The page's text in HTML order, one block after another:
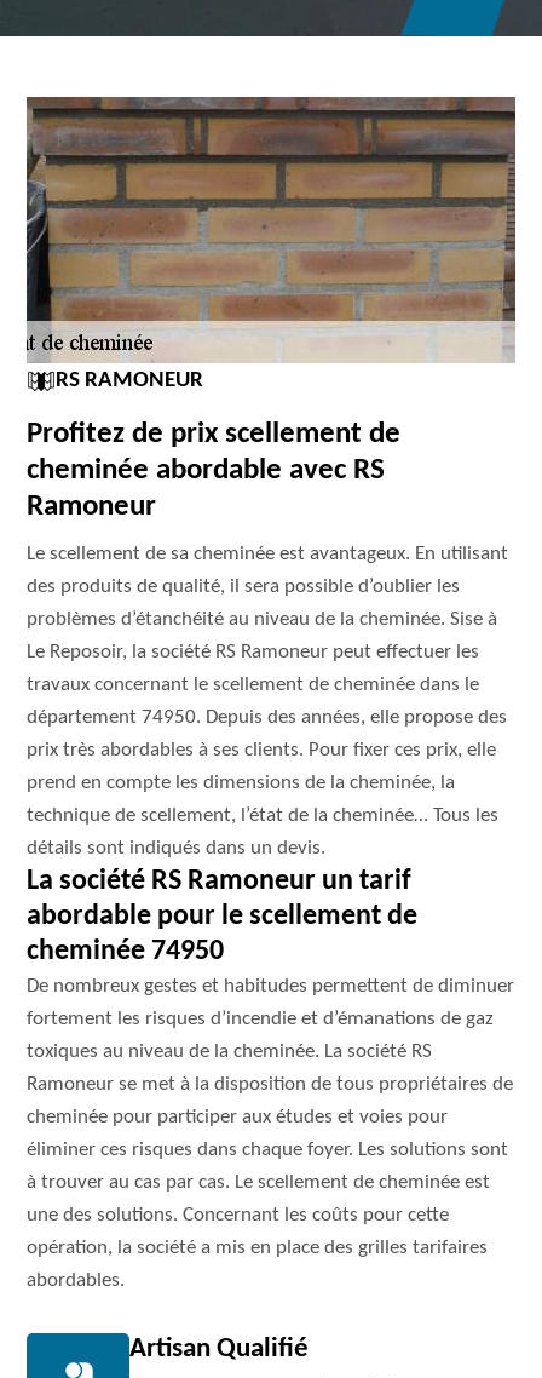
RS RAMONEUR
Profitez de prix scellement de
cheminée abordable avec RS
Ramoneur
Le scellement de sa cheminée est avantageux. En utilisant
des produits de qualité, il sera possible d’oublier les
problèmes d’étanchéité au niveau de la cheminée. Sise à
Le Reposoir, la société RS Ramoneur peut effectuer les
travaux concernant le scellement de cheminée dans le
département 74950. Depuis des années, elle propose des
prix très abordables à ses clients. Pour fixer ces prix, elle
prend en compte les dimensions de la cheminée, la
technique de scellement, l’état de la cheminée… Tous les
détails sont indiqués dans un devis.
La société RS Ramoneur un tarif
abordable pour le scellement de
cheminée 74950
De nombreux gestes et habitudes permettent de diminuer
fortement les risques d’incendie et d’émanations de gaz
toxiques au niveau de la cheminée. La société RS
Ramoneur se met à la disposition de tous propriétaires de
cheminée pour participer aux études et voies pour
éliminer ces risques dans chaque foyer. Les solutions sont
à trouver au cas par cas. Le scellement de cheminée est
une des solutions. Concernant les coûts pour cette
opération, la société a mis en place des grilles tarifaires
abordables.
Artisan Qualifié